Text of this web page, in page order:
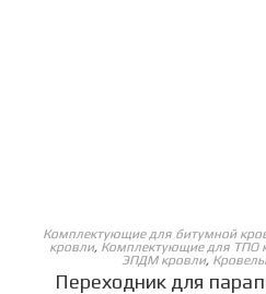
ОБЕРІТЬ
Комплектующие для битумной
кровли, Комплектующие для ТПО
ЭПДМ кровли,
Переходник для